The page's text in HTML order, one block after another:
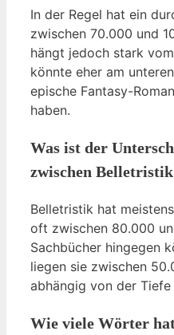
In der Regel hat ein
zwischen 70.000 und
hängt jedoch stark
könnte eher am
epische Fantasy-
haben.
Was ist der
zwischen
Belletristik hat
oft zwischen 80.000
Sachbücher hingegen
liegen sie zwischen
abhängig von der Tiefe
Wie viele Wörter